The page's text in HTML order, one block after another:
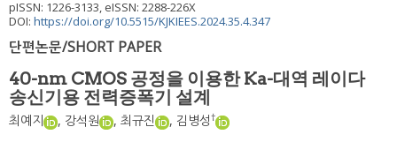
g
pISSN: 1226-3133, eISSN: 2288-226X
DOI: https://doi.org/10.5515/KJKIEES.2024.35.4.347
단편논문/SHORT PAPER
40-nm CMOS 공정을 이용한 Ka-대역 레이다
송신기용 전력증폭기 설계
최예지 , 강석원 , 최규진 , 김병성†